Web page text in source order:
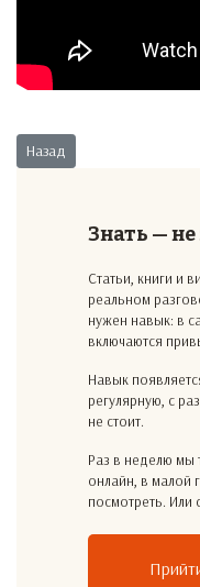
Предыдущий: Возвращение
Назад
Знать —
Статьи, книги и
реальном
нужен навык: в
включаются
Навык
регулярную, с
не стоит.
Раз в неделю мы
онлайн, в малой
посмотреть. Или